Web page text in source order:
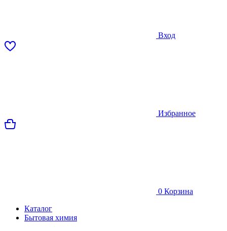
Вход
Избранное
0 Корзина
Каталог
Бытовая химия